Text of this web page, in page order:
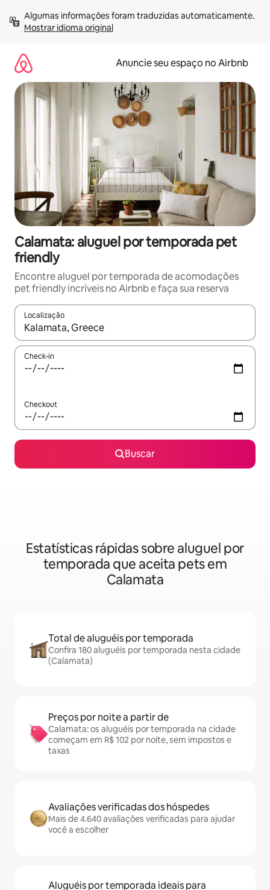
para
Mostrar idioma original
Anuncie seu espaço no Airbnb
Calamata: aluguel por temporada pet
friendly
Encontre aluguel por temporada de acomodações
pet friendly incríveis no Airbnb e faça sua reserva
Localização
Quando os resultados estiverem disponíveis, explore-os
Check-in
Checkout
Buscar
Estatísticas rápidas sobre aluguel por
temporada que aceita pets em
Calamata
Total de aluguéis por temporada
Confira 180 aluguéis por temporada nesta cidade
(Calamata)
Preços por noite a partir de
Calamata: os aluguéis por temporada na cidade
começam em R$ 102 por noite, sem impostos e
taxas
Avaliações verificadas dos hóspedes
Mais de 4.640 avaliações verificadas para ajudar
você a escolher
Aluguéis por temporada ideais para